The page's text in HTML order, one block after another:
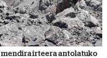
mendira irteera antolatuko